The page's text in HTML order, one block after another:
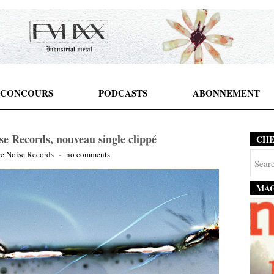
CONCOURS PODCASTS ABONNEMENT
Records, nouveau single clippé
Noise Records - no comments